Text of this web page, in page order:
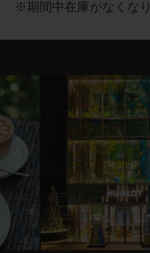
※期間中在庫がなくな